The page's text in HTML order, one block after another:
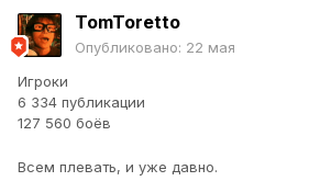
TomToretto
Опубликовано: 22 мая
Игроки
6 334 публикации
127 560 боёв
Всем плевать, и уже давно.